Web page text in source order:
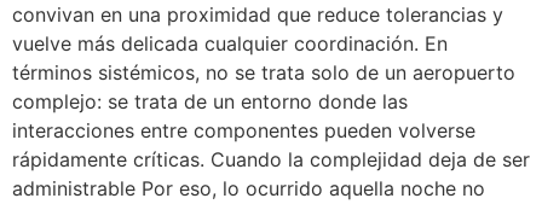
convivan en una proximidad que reduce tolerancias y
vuelve más delicada cualquier coordinación. En
términos sistémicos, no se trata solo de un aeropuerto
complejo: se trata de un entorno donde las
interacciones entre componentes pueden volverse
rápidamente críticas. Cuando la complejidad deja de ser
administrable Por eso, lo ocurrido aquella noche no